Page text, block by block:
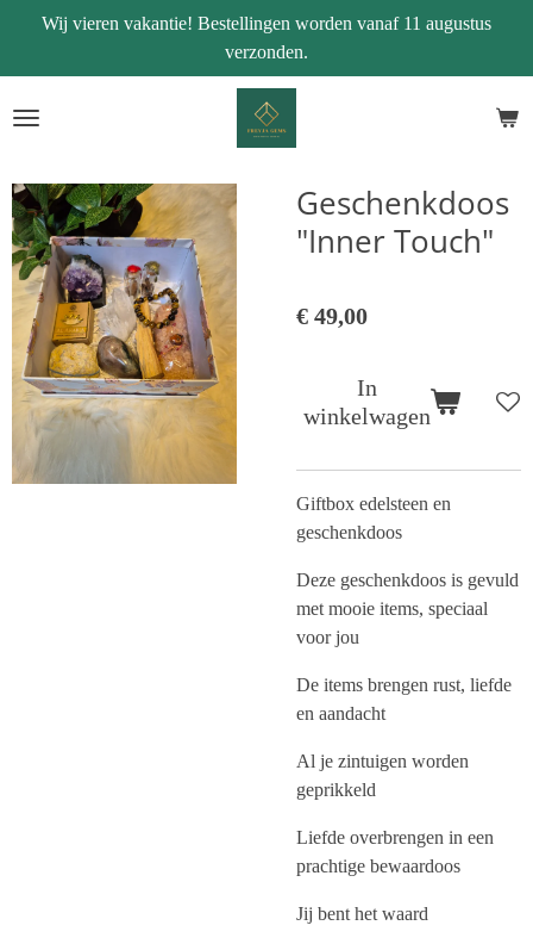
naar
de
Wij vieren vakantie! Bestellingen worden vanaf 11 augustus
verzonden.
Geschenkdoos
"Inner Touch"
€ 49,00
In
winkelwagen
Giftbox edelsteen en
geschenkdoos
Deze geschenkdoos is gevuld
met mooie items, speciaal
voor jou
De items brengen rust, liefde
en aandacht
Al je zintuigen worden
geprikkeld
Liefde overbrengen in een
prachtige bewaardoos
Jij bent het waard